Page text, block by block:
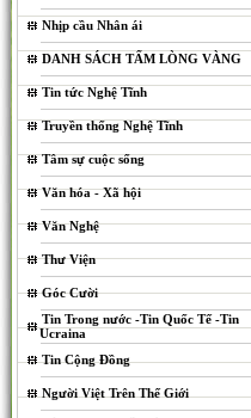
Nhịp cầu Nhân ái
DANH SÁCH TẤM LÒNG VÀNG
Tin tức Nghệ Tĩnh
Truyền thống Nghệ Tĩnh
Tâm sự cuộc sống
Văn hóa - Xã hội
Văn Nghệ
Thư Viện
Góc Cười
Tin Trong nước -Tin Quốc Tế -Tin
Ucraina
Tin Cộng Đồng
Người Việt Trên Thế Giới